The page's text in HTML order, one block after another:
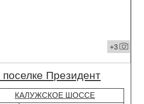
+3
поселке Президент
КАЛУЖСКОЕ ШОССЕ